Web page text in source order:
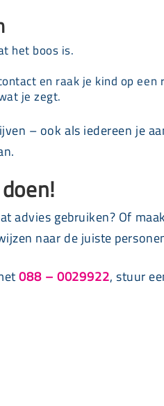
het boos is.
en raak je kind op een
je zegt.
– ook als iedereen je
advies gebruiken? Of
naar de juiste
088 – 0029922, stuur